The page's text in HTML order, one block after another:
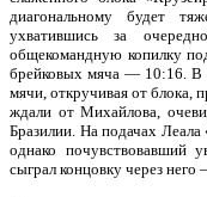
диагональному будет
ухватившись за
общекомандную копилку
брейковых мяча — 10:16. В
мячи, откручивая от блока,
ждали от Михайлова,
Бразилии. На подачах
однако почувствовавший
сыграл концовку через